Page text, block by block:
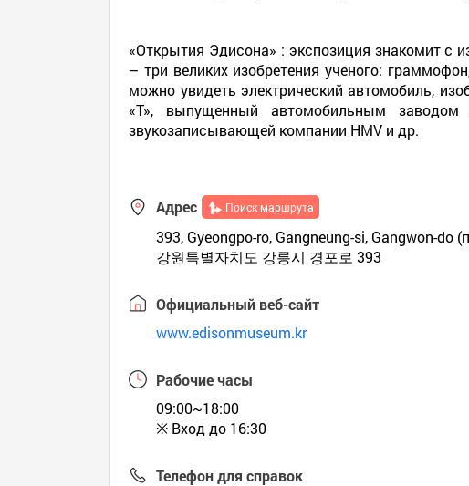
«Открытия Эдисона» : экспозиция знакомит с
– три великих изобретения ученого:
можно увидеть электрический автомобиль,
«Т», выпущенный автомобильным
звукозаписывающей компании HMV и др.
Адрес Поиск маршрута
393, Gyeongpo-ro, Gangneung-si, Gangwon-do
강원특별자치도 강릉시 경포로 393
Официальный веб-сайт
www.edisonmuseum.kr
Рабочие часы
09:00~18:00
※ Вход до 16:30
Телефон для справок